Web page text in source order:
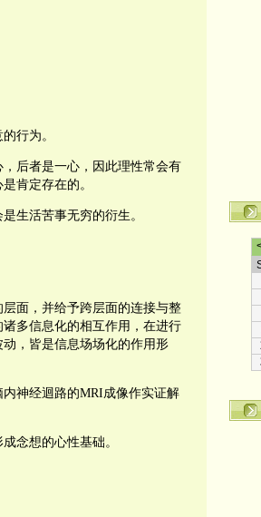
行为。
后者是一心，因此理性常会有
肯定存在的。
生活苦事无穷的衍生。
面，并给予跨层面的连接与整
多信息化的相互作用，在进行
，皆是信息场场化的作用形
神经迴路的MRI成像作实证解
念想的心性基础。